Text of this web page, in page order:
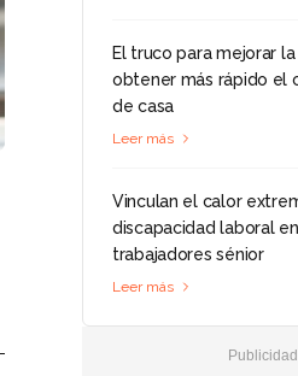
El truco para mejorar
obtener más rápido el
de casa
Leer más
Vinculan el calor
discapacidad laboral
trabajadores sénior
Leer más